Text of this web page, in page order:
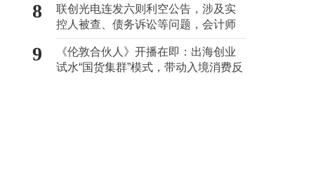
8
联创光电连发六则利空公告，涉及实
控人被查、债务诉讼等问题，会计师
事务所曾出具“保留意见”
9
《伦敦合伙人》开播在即：出海创业
试水“国货集群”模式，带动入境消费反